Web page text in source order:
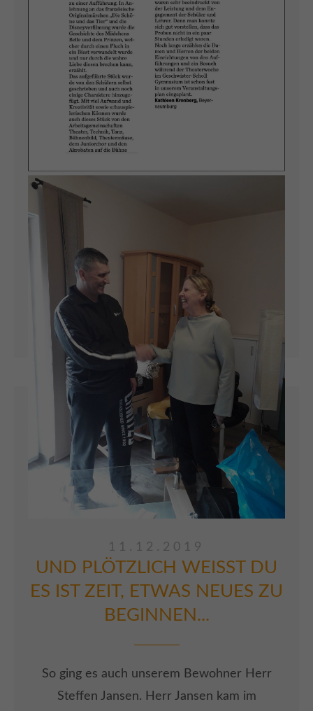
THEATERBESUCH IM
GYNNASIUM
Immer kurz vor Weihnachten lädt das
Geschwister-Scholl-Gymnasium
Sangerhausen zur Theaterwoche ein. Auch in
diesem Jahr nahmen die Damen und Herren
der Villa Aura und Villa Terra die Gelegenheit
wahr und fuhren zu einer Aufführung.
ARTIKEL LESEN
11.12.2019
UND PLÖTZLICH WEISST DU
ES IST ZEIT, ETWAS NEUES ZU
BEGINNEN...
So ging es auch unserem Bewohner Herr
Steffen Jansen. Herr Jansen kam im